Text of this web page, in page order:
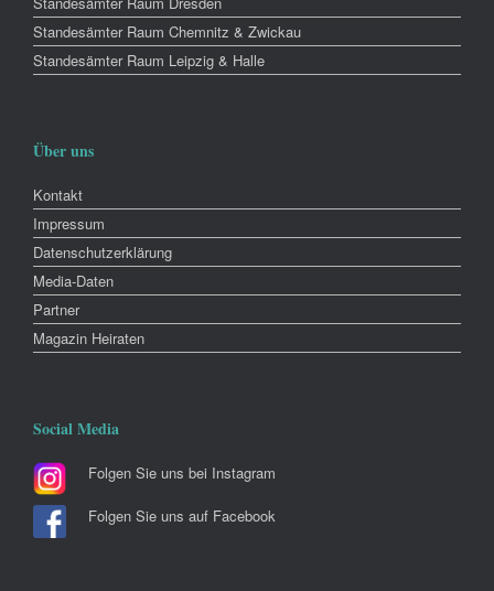
Standesämter Raum Chemnitz & Zwickau
Standesämter Raum Leipzig & Halle
Über uns
Kontakt
Impressum
Datenschutzerklärung
Media-Daten
Partner
Magazin Heiraten
Social Media
Folgen Sie uns bei Instagram
Folgen Sie uns auf Facebook